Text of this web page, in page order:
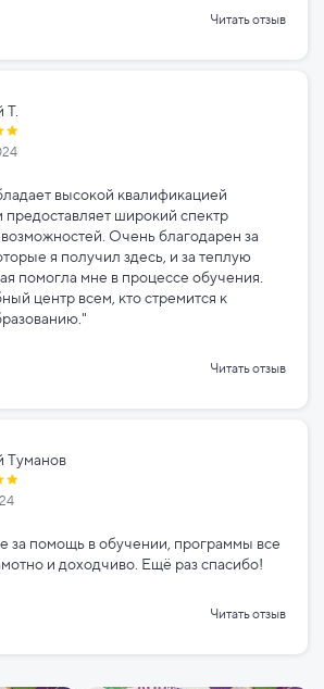
Читать отзыв
Т.
высокой квалификацией
предоставляет широкий спектр
Очень благодарен за
я получил здесь, и за теплую
помогла мне в процессе обучения.
центр всем, кто стремится к
Читать отзыв
Туманов
за помощь в обучении, программы все
и доходчиво. Ещё раз спасибо!
Читать отзыв